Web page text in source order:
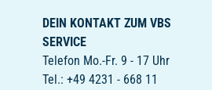
DEIN KONTAKT ZUM VBS
SERVICE
Telefon Mo.-Fr. 9 - 17 Uhr
Tel.: +49 4231 - 668 11